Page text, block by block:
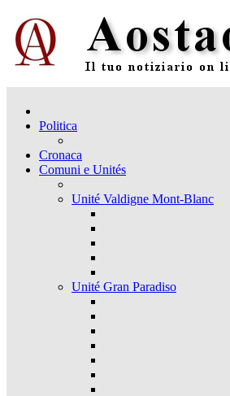
Politica
Cronaca
Comuni e Unités
Unité Valdigne Mont-Blanc
Unité Gran Paradiso